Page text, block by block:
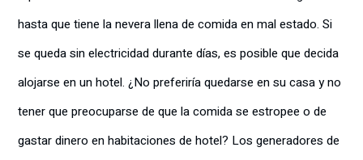
hasta que tiene la nevera llena de comida en mal estado. Si
se queda sin electricidad durante días, es posible que decida
alojarse en un hotel. ¿No preferiría quedarse en su casa y no
tener que preocuparse de que la comida se estropee o de
gastar dinero en habitaciones de hotel? Los generadores de